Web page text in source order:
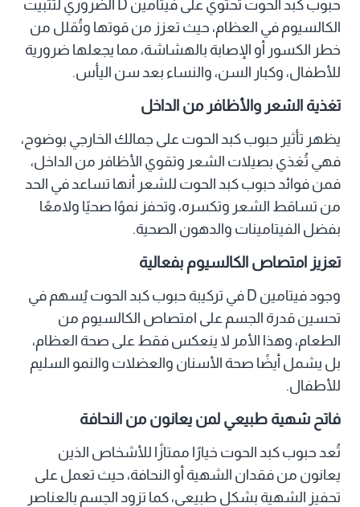
حبوب كبد الحوت تحتوي على فيتامين D الضروري لتثبيت
الكالسيوم في العظام، حيث تعزز من قوتها وتُقلل من
خطر الكسور أو الإصابة بالهشاشة، مما يجعلها ضرورية
للأطفال، وكبار السن، والنساء بعد سن اليأس.
تغذية الشعر والأظافر من الداخل
يظهر تأثير حبوب كبد الحوت على جمالك الخارجي بوضوح،
فهي تُغذي بصيلات الشعر وتقوي الأظافر من الداخل،
فمن فوائد حبوب كبد الحوت للشعر أنها تساعد في الحد
من تساقط الشعر وتكسره، وتحفز نموًا صحيًا ولامعًا
بفضل الفيتامينات والدهون الصحية.
تعزيز امتصاص الكالسيوم بفعالية
وجود فيتامين D في تركيبة حبوب كبد الحوت يُسهم في
تحسين قدرة الجسم على امتصاص الكالسيوم من
الطعام، وهذا الأمر لا ينعكس فقط على صحة العظام،
بل يشمل أيضًا صحة الأسنان والعضلات والنمو السليم
للأطفال.
فاتح شهية طبيعي لمن يعانون من النحافة
تُعد حبوب كبد الحوت خيارًا ممتازًا للأشخاص الذين
يعانون من فقدان الشهية أو النحافة، حيث تعمل على
تحفيز الشهية بشكل طبيعي، كما تزود الجسم بالعناصر